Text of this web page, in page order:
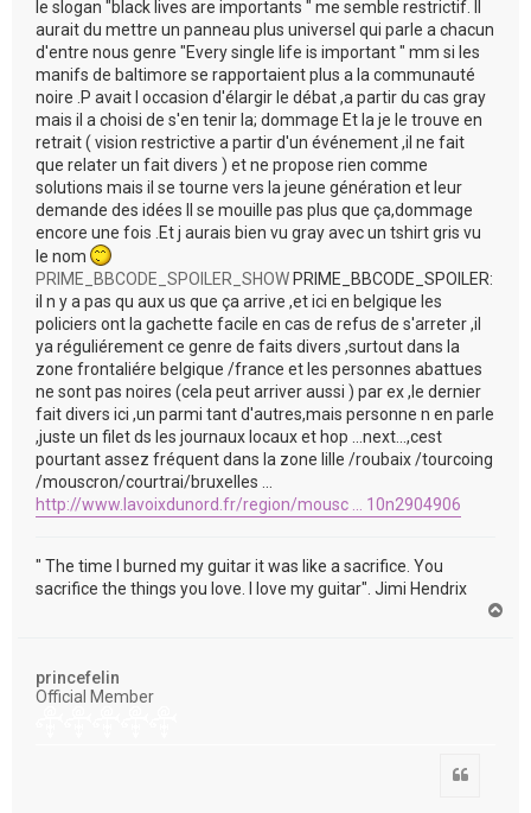
le slogan "black lives are importants " me semble restrictif. Il
aurait du mettre un panneau plus universel qui parle a chacun
d'entre nous genre "Every single life is important " mm si les
manifs de baltimore se rapportaient plus a la communauté
noire .P avait l occasion d'élargir le débat ,a partir du cas gray
mais il a choisi de s'en tenir la; dommage Et la je le trouve en
retrait ( vision restrictive a partir d'un événement ,il ne fait
que relater un fait divers ) et ne propose rien comme
solutions mais il se tourne vers la jeune génération et leur
demande des idées Il se mouille pas plus que ça,dommage
encore une fois .Et j aurais bien vu gray avec un tshirt gris vu
le nom
PRIME_BBCODE_SPOILER_SHOW PRIME_BBCODE_SPOILER:
il n y a pas qu aux us que ça arrive ,et ici en belgique les
policiers ont la gachette facile en cas de refus de s'arreter ,il
ya réguliérement ce genre de faits divers ,surtout dans la
zone frontaliére belgique /france et les personnes abattues
ne sont pas noires (cela peut arriver aussi ) par ex ,le dernier
fait divers ici ,un parmi tant d'autres,mais personne n en parle
,juste un filet ds les journaux locaux et hop ...next...,cest
pourtant assez fréquent dans la zone lille /roubaix /tourcoing
/mouscron/courtrai/bruxelles ...
http://www.lavoixdunord.fr/region/mousc ... 10n2904906
" The time I burned my guitar it was like a sacrifice. You
sacrifice the things you love. I love my guitar". Jimi Hendrix
princefelin
Official Member